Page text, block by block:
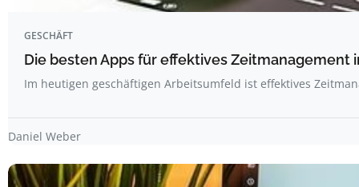
GESCHÄFT
Die besten Apps für effektives Zeitmanagement
Im heutigen geschäftigen Arbeitsumfeld ist effektives
Daniel Weber